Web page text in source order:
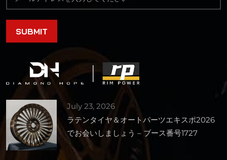
July 23, 2026
ラテンタイヤ＆オートパーツエキスポ2026
でお会いしましょう – ブース番号1727